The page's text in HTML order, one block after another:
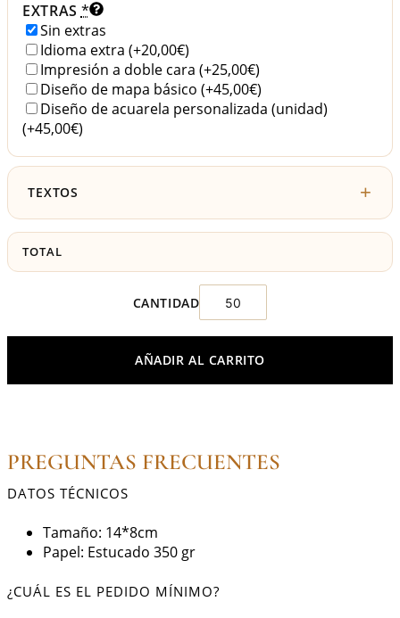
EXTRAS *
Sin extras
Idioma extra (+20,00€)
Impresión a doble cara (+25,00€)
Diseño de mapa básico (+45,00€)
Diseño de acuarela personalizada (unidad)
(+45,00€)
TEXTOS
TOTAL
AÑADIR AL CARRITO
PREGUNTAS FRECUENTES
DATOS TÉCNICOS
Tamaño: 14*8cm
Papel: Estucado 350 gr
¿CUÁL ES EL PEDIDO MÍNIMO?